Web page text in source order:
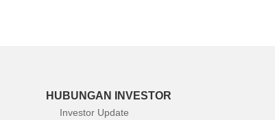
HUBUNGAN INVESTOR
Investor Update